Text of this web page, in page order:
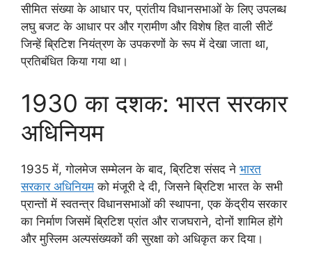
सीमित संख्या के आधार पर, प्रांतीय विधानसभाओं के लिए उपलब्ध
लघु बजट के आधार पर और ग्रामीण और विशेष हित वाली सीटें
जिन्हें ब्रिटिश नियंत्रण के उपकरणों के रूप में देखा जाता था,
प्रतिबंधित किया गया था।
1930 का दशक: भारत सरकार
अधिनियम
1935 में, गोलमेज सम्मेलन के बाद, ब्रिटिश संसद ने भारत
सरकार अधिनियम को मंजूरी दे दी, जिसने ब्रिटिश भारत के सभी
प्रान्तों में स्वतन्त्र विधानसभाओं की स्थापना, एक केंद्रीय सरकार
का निर्माण जिसमें ब्रिटिश प्रांत और राजघराने, दोनों शामिल होंगे
और मुस्लिम अल्पसंख्यकों की सुरक्षा को अधिकृत कर दिया।